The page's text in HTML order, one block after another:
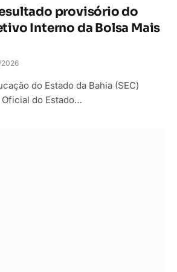
provisório do
Interno da Bolsa Mais
do Estado da Bahia (SEC)
do Estado…